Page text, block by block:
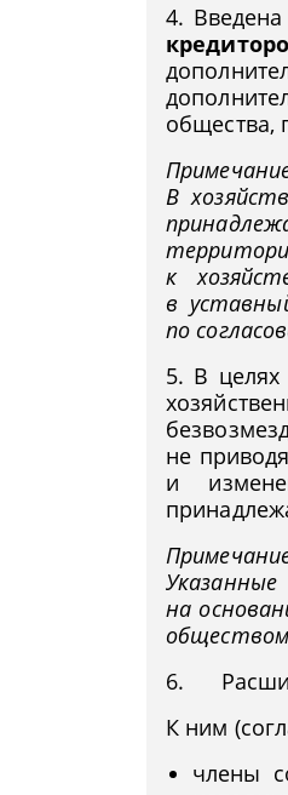
4.
общества,
В
к
в
по
5. В целях
не
и
на
6.
К ним
члены